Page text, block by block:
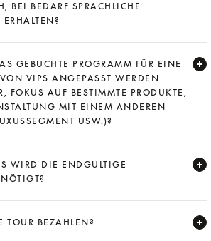
BEI BEDARF SPRACHLICHE
GEBUCHTE PROGRAMM FÜR EINE
VIPS ANGEPASST WERDEN
FOKUS AUF BESTIMMTE PRODUKTE,
MIT EINEM ANDEREN
USW.)?
WIRD DIE ENDGÜLTIGE
BEZAHLEN?